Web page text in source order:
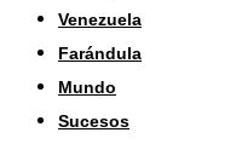
Venezuela
Farándula
Mundo
Sucesos